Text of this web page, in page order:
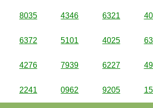
8035 4346 6321
6372 5101 4025
4276 7939 6227
2241 0962 9205